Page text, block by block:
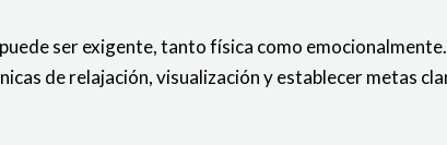
ser exigente, tanto física como
de relajación, visualización y establecer metas